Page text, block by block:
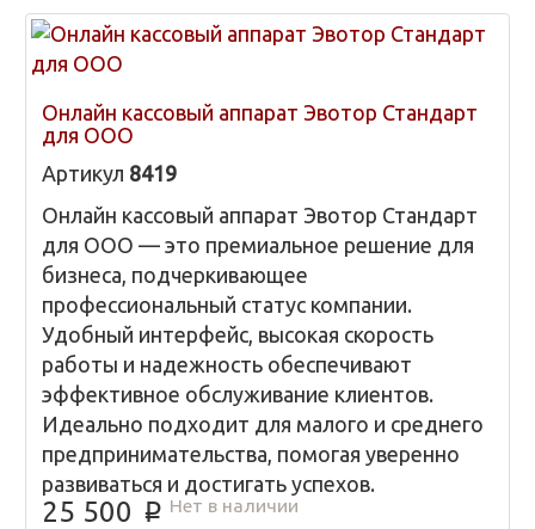
Онлайн кассовый аппарат Эвотор Стандарт
для ООО
Артикул 8419
Онлайн кассовый аппарат Эвотор Стандарт
для ООО — это премиальное решение для
бизнеса, подчеркивающее
профессиональный статус компании.
Удобный интерфейс, высокая скорость
работы и надежность обеспечивают
эффективное обслуживание клиентов.
Идеально подходит для малого и среднего
предпринимательства, помогая уверенно
развиваться и достигать успехов.
25 500 p Нет в наличии